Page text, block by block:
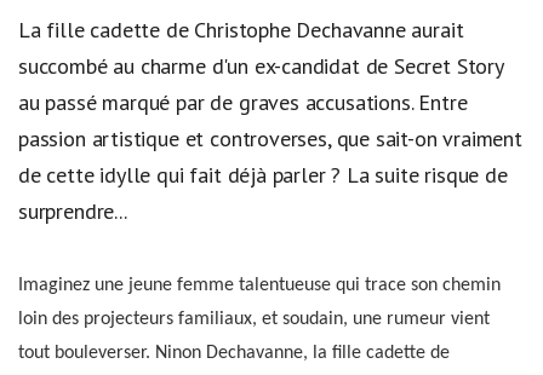
La fille cadette de Christophe Dechavanne aurait
succombé au charme d'un ex-candidat de Secret Story
au passé marqué par de graves accusations. Entre
passion artistique et controverses, que sait-on vraiment
de cette idylle qui fait déjà parler ? La suite risque de
surprendre...
Imaginez une jeune femme talentueuse qui trace son chemin
loin des projecteurs familiaux, et soudain, une rumeur vient
tout bouleverser. Ninon Dechavanne, la fille cadette de